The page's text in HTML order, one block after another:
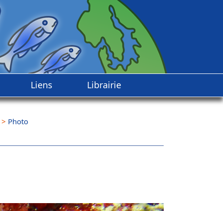
Liens Librairie
> Photo